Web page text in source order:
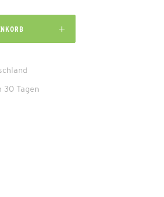
30 Tagen